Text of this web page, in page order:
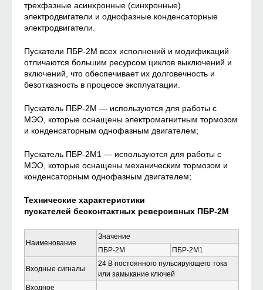
трехфазные асинхронные (синхронные)
электродвигатели и однофазные конденсаторные
электродвигатели.
Пускатели ПБР-2М всех исполнений и модификаций
отличаются большим ресурсом циклов выключений и
включений, что обеспечивает их долговечность и
безотказность в процессе эксплуатации.
Пускатель ПБР-2М — используются для работы с
МЭО, которые оснащены электромагнитным тормозом
и конденсаторным однофазным двигателем;
Пускатель ПБР-2М1 — используются для работы с
МЭО, которые оснащены механическим тормозом и
конденсаторным однофазным двигателем;
Технические характеристики
пускателей бесконтактных реверсивных ПБР-2М
Наименование
Значение
ПБР-2М
ПБР-2М1
Входные сигналы
24 В постоянного пульсирующего тока
или замыкание ключей
Входное